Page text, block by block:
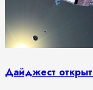
Дайджест